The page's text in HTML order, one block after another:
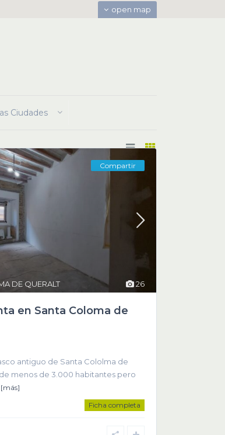
open map
Ciudades
26
DE QUERALT
Compartir
en Santa Coloma de
antiguo de Santa Cololma de
menos de 3.000 habitantes pero
[más]
Ficha completa